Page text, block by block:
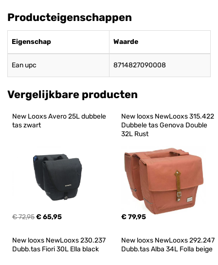
Producteigenschappen
Eigenschap Waarde
Ean upc 8714827090008
Vergelijkbare producten
New Looxs Avero 25L dubbele
tas zwart
€ 72,95€ 65,95
New looxs NewLooxs 315.422
Dubbele tas Genova Double
32L Rust
€ 79,95
New looxs NewLooxs 230.237
Dubb.tas Fiori 30L Ella black
New looxs NewLooxs 292.247
Dubb.tas Alba 34L Folla beige